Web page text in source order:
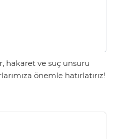
hakaret ve suç unsuru
önemle hatırlatırız!